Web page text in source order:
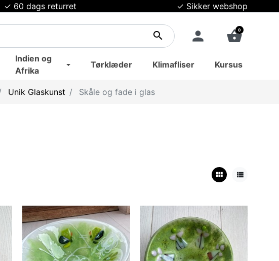
✓ 60 dags returret ✓ Sikker webshop
search person shopping_basket
0
Indien og
Afrika
Tørklæder Klimafliser Kursus
Unik Glaskunst Skåle og fade i glas
view_module view_list